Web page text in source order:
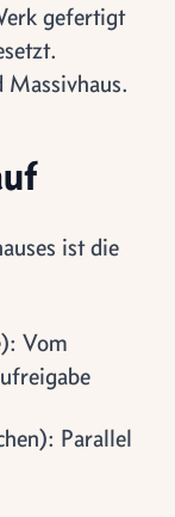
gefertigt
Massivhaus.
ist die
Vom
Parallel